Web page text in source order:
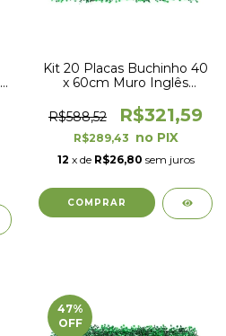
Kit 20 Placas Buchinho 40
x 60cm Muro Inglês
R$588,52
R$321,59
R$289,43
12 x de R$26,80 sem juros
47%
OFF